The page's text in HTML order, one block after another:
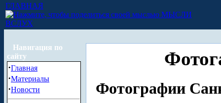
ГЛАВНАЯ
МЫСЛИ
ВСЛУХ
Навигация по
сайту
·Главная
·Материалы
·Новости Фотографии